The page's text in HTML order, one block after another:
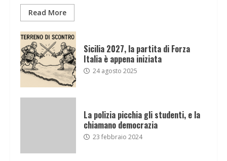
Read More
Sicilia 2027, la partita di Forza
Italia è appena iniziata
24 agosto 2025
La polizia picchia gli studenti, e la
chiamano democrazia
23 febbraio 2024